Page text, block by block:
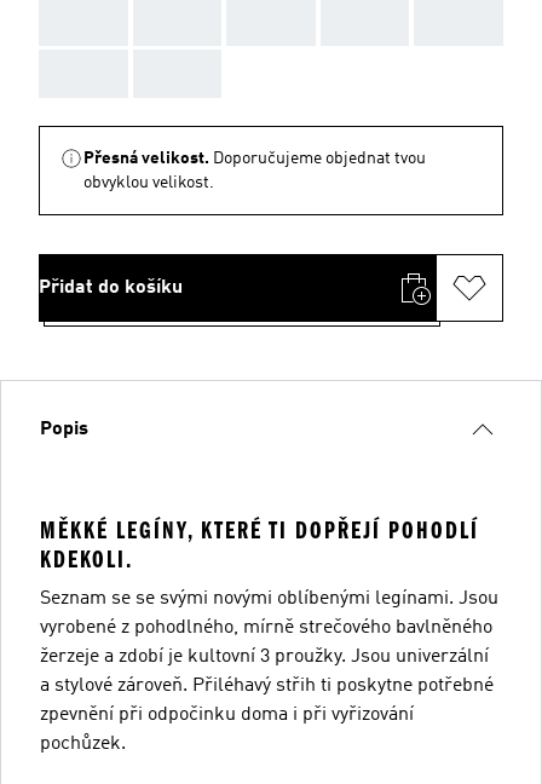
Přesná velikost. Doporučujeme objednat tvou
obvyklou velikost.
Přidat do košíku
Popis
MĚKKÉ LEGÍNY, KTERÉ TI DOPŘEJÍ POHODLÍ
KDEKOLI.
Seznam se se svými novými oblíbenými legínami. Jsou
vyrobené z pohodlného, mírně strečového bavlněného
žerzeje a zdobí je kultovní 3 proužky. Jsou univerzální
a stylové zároveň. Přiléhavý střih ti poskytne potřebné
zpevnění při odpočinku doma i při vyřizování
pochůzek.